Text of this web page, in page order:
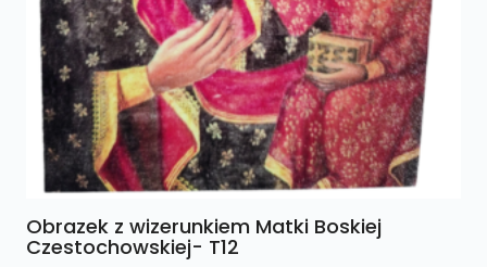
Obrazek z wizerunkiem Matki Boskiej
Czestochowskiej- T12